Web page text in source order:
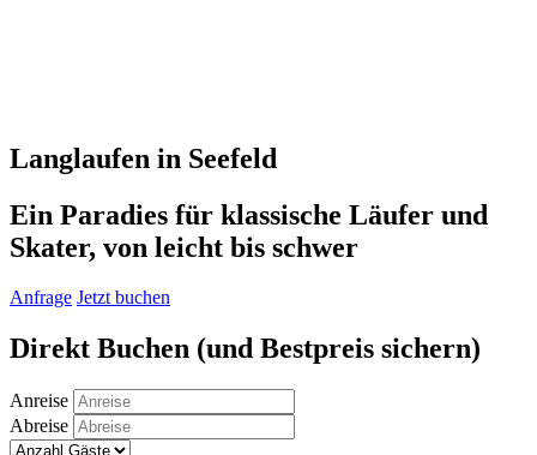
Langlaufen in Seefeld
Ein Paradies für klassische Läufer und
Skater, von leicht bis schwer
Anfrage Jetzt buchen
Direkt Buchen (und Bestpreis sichern)
Anreise
Abreise